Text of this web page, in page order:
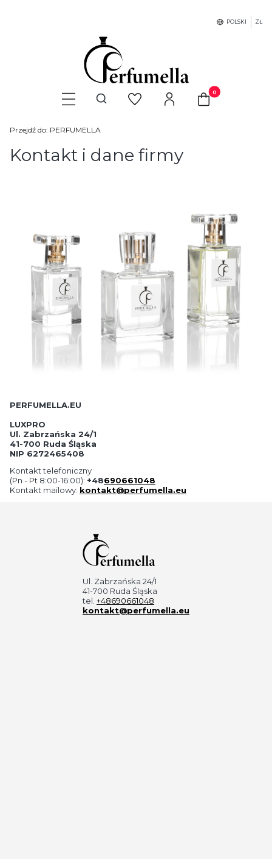
POLSKI ZŁ
Otwórz wyszukiwarkę Produkty w
Przejdź do: PERFUMELLA
Kontakt i dane firmy
PERFUMELLA.EU
LUXPRO
Ul. Zabrzańska 24/1
41-700 Ruda Śląska
NIP 6272465408
Kontakt telefoniczny
(Pn - Pt 8:00-16:00): +48690661048
Kontakt mailowy: kontakt@perfumella.eu
Ul. Zabrzańska 24/1
41-700 Ruda Śląska
tel. +48690661048
kontakt@perfumella.eu